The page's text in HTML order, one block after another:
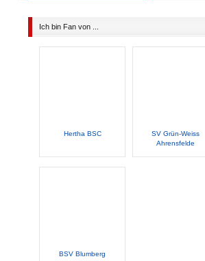
Ich bin Fan von ...
Hertha BSC
SV Grün-Weiss
Ahrensfelde
BSV Blumberg